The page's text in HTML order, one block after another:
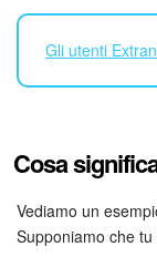
Bitrix24
Webmail
Gruppi di
Incarichi
Gli utenti
Cosa
Vediamo un
Supponiamo che